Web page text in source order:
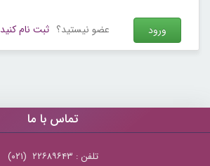
عضو نیستید؟ ثبت نام کنید
تماس با ما
تلفن : ۲۲۶۸۹۶۴۳ (۰۲۱)